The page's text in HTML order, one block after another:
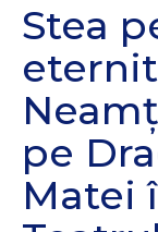
Stea
pe
Matei